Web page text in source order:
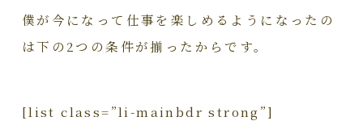
僕が今になって仕事を楽しめるようになったの
は下の2つの条件が揃ったからです。
[list class=”li-mainbdr strong”]